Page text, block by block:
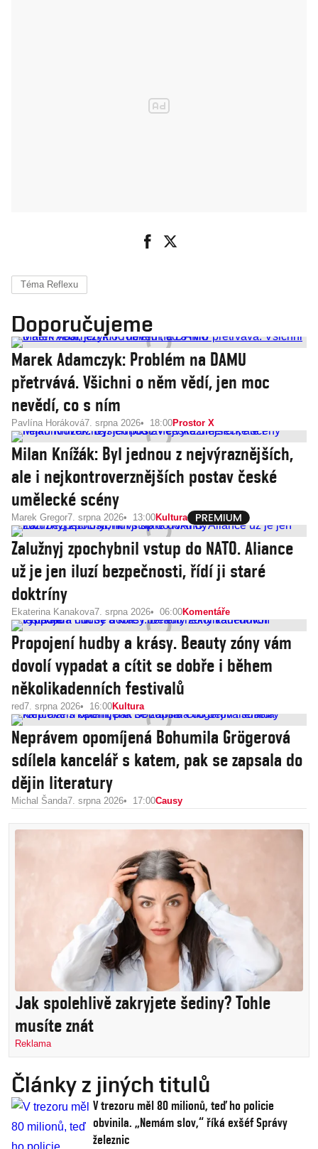
Téma Reflexu
Doporučujeme
Marek Adamczyk: Problém na DAMU
přetrvává. Všichni o něm vědí, jen moc
nevědí, co s ním
Pavlína Horáková7. srpna 2026 18:00Prostor X
Milan Knížák: Byl jednou z nejvýraznějších,
ale i nejkontroverznějších postav české
umělecké scény
Marek Gregor7. srpna 2026 13:00Kultura
Zalužnyj zpochybnil vstup do NATO. Aliance
už je jen iluzí bezpečnosti, řídí ji staré
doktríny
Ekaterina Kanakova7. srpna 2026 06:00Komentáře
Propojení hudby a krásy. Beauty zóny vám
dovolí vypadat a cítit se dobře i během
několikadenních festivalů
red7. srpna 2026 16:00Kultura
Neprávem opomíjená Bohumila Grögerová
sdílela kancelář s katem, pak se zapsala do
dějin literatury
Michal Šanda7. srpna 2026 17:00Causy
Jak spolehlivě zakryjete šediny? Tohle
musíte znát
Reklama
Články z jiných titulů
V trezoru měl 80 milionů, teď ho policie
obvinila. „Nemám slov,“ říká exšéf Správy
železnic